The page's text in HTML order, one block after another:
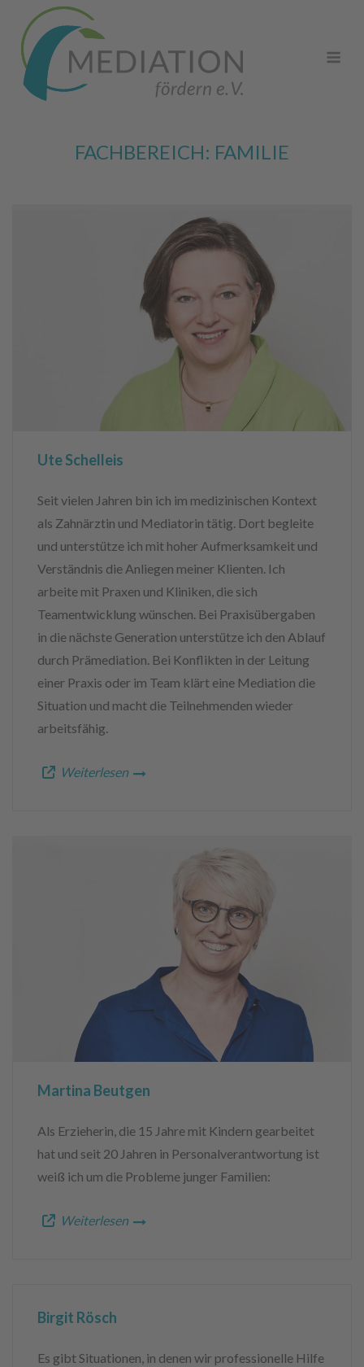
content
FACHBEREICH: FAMILIE
Ute Schelleis
Seit vielen Jahren bin ich im medizinischen Kontext
als Zahnärztin und Mediatorin tätig. Dort begleite
und unterstütze ich mit hoher Aufmerksamkeit und
Verständnis die Anliegen meiner Klienten. Ich
arbeite mit Praxen und Kliniken, die sich
Teamentwicklung wünschen. Bei Praxisübergaben
in die nächste Generation unterstütze ich den Ablauf
durch Prämediation. Bei Konflikten in der Leitung
einer Praxis oder im Team klärt eine Mediation die
Situation und macht die Teilnehmenden wieder
arbeitsfähig.
Weiterlesen
Martina Beutgen
Als Erzieherin, die 15 Jahre mit Kindern gearbeitet
hat und seit 20 Jahren in Personalverantwortung ist
weiß ich um die Probleme junger Familien:
Weiterlesen
Birgit Rösch
Es gibt Situationen, in denen wir professionelle Hilfe